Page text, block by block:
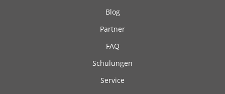
Blog
Partner
FAQ
Schulungen
Service